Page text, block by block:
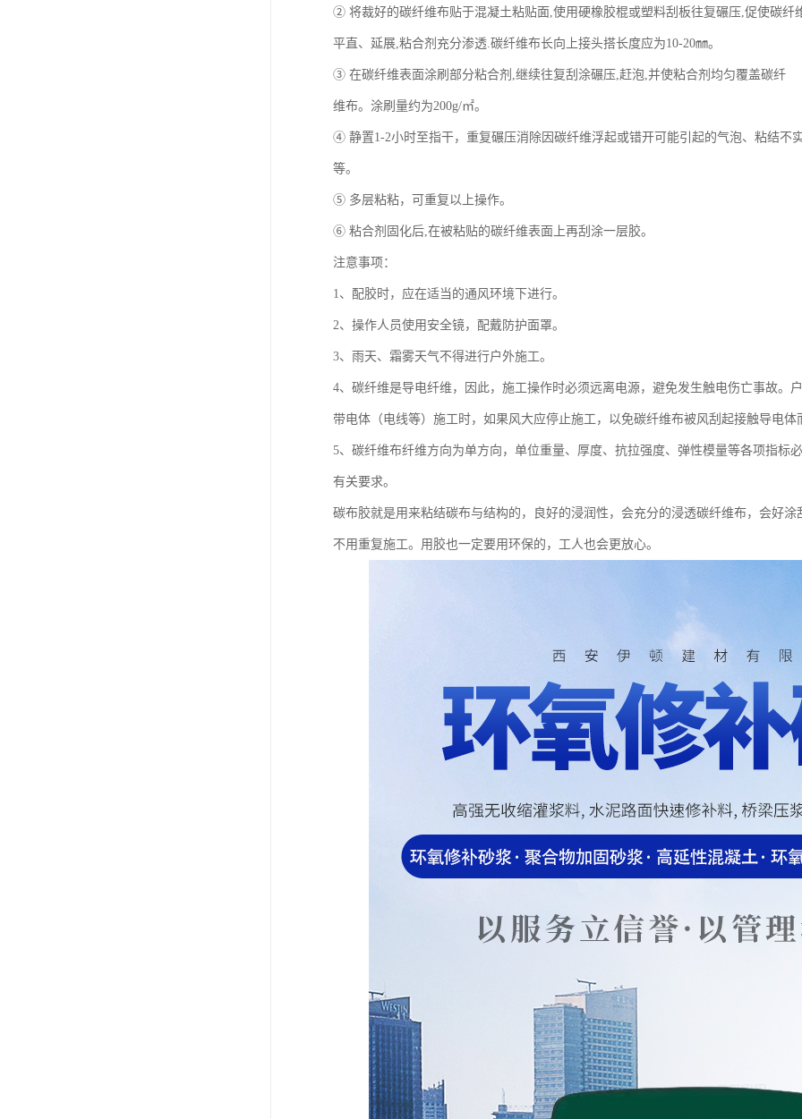
② 将裁好的碳纤维布贴于混凝土粘贴面,使用硬橡胶棍或塑料刮板往复碾压,促使碳纤
平直、延展,粘合剂充分渗透.碳纤维布长向上接头搭长度应为10-20㎜。
③ 在碳纤维表面涂刷部分粘合剂,继续往复刮涂碾压,赶泡,并使粘合剂均匀覆盖碳纤
维布。涂刷量约为200g/㎡。
④ 静置1-2小时至指干，重复碾压消除因碳纤维浮起或错开可能引起的气泡、粘结不
等。
⑤ 多层粘粘，可重复以上操作。
⑥ 粘合剂固化后,在被粘贴的碳纤维表面上再刮涂一层胶。
注意事项：
1、配胶时，应在适当的通风环境下进行。
2、操作人员使用安全镜，配戴防护面罩。
3、雨天、霜雾天气不得进行户外施工。
4、碳纤维是导电纤维，因此，施工操作时必须远离电源，避免发生触电伤亡事故。
带电体（电线等）施工时，如果风大应停止施工，以免碳纤维布被风刮起接触导电体
5、碳纤维布纤维方向为单方向，单位重量、厚度、抗拉强度、弹性模量等各项指标
有关要求。
碳布胶就是用来粘结碳布与结构的，良好的浸润性，会充分的浸透碳纤维布，会好
不用重复施工。用胶也一定要用环保的，工人也会更放心。